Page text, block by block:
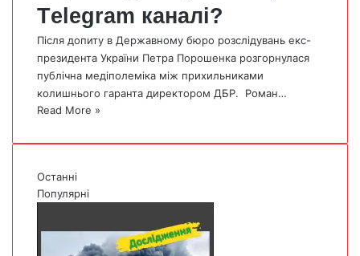
Тelegram каналі?
Після допиту в Державному бюро розслідувань екс-
президента України Петра Порошенка розгорнулася
публічна медіполеміка між прихильниками
колишнього гаранта директором ДБР. Роман…
Read More »
Останні
Популярні